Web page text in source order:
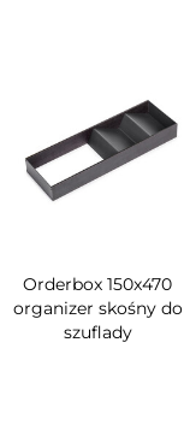
Orderbox 150x470
organizer skośny do
szuflady